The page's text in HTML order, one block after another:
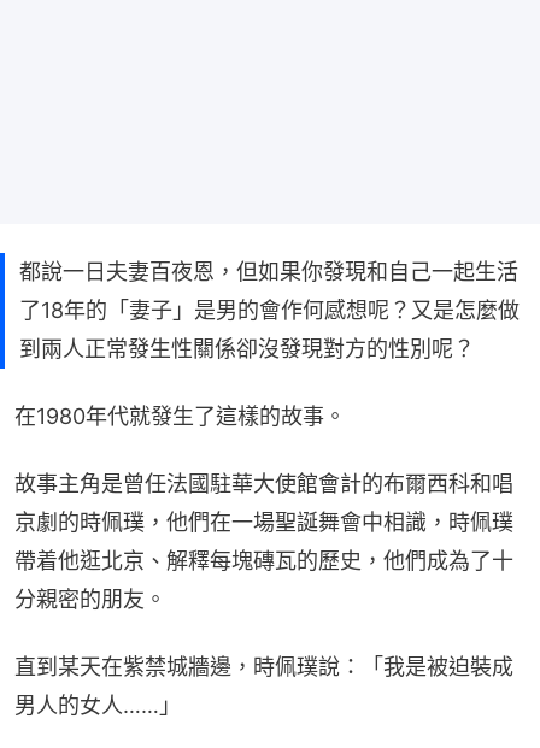
都說一日夫妻百夜恩，但如果你發現和自己一起生活
了18年的「妻子」是男的會作何感想呢？又是怎麼做
到兩人正常發生性關係卻沒發現對方的性別呢？
在1980年代就發生了這樣的故事。
故事主角是曾任法國駐華大使館會計的布爾西科和唱
京劇的時佩璞，他們在一場聖誕舞會中相識，時佩璞
帶着他逛北京、解釋每塊磚瓦的歷史，他們成為了十
分親密的朋友。
直到某天在紫禁城牆邊，時佩璞說：「我是被迫裝成
男人的女人……」